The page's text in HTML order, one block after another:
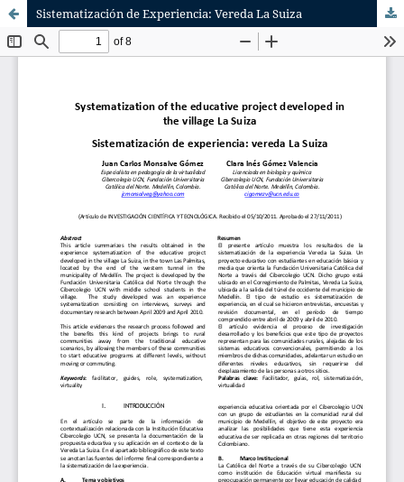
Sistematización de Experiencia: Vereda La Suiza